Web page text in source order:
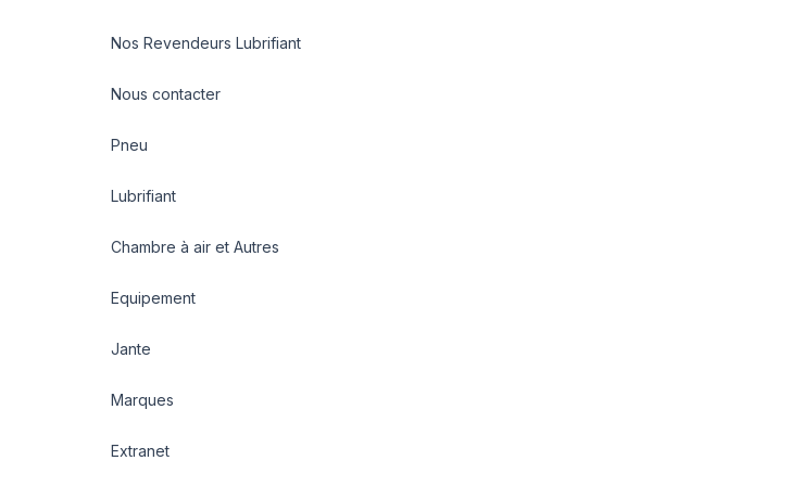
Nos Revendeurs Lubrifiant
Nous contacter
Pneu
Lubrifiant
Chambre à air et Autres
Equipement
Jante
Marques
Extranet